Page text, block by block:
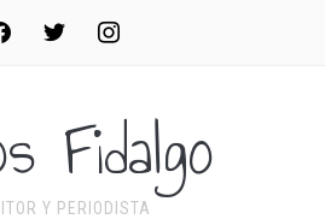
twitter instagram
Fidalgo
Y PERIODISTA